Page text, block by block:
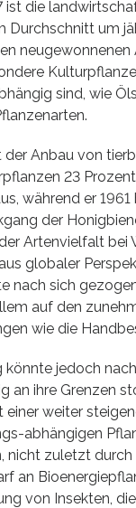
ist die
Durchschnitt um
neugewonnenen
sind, wie
der Anbau von
23
während er 1961
der
Artenvielfalt bei
globaler
nach sich
auf den
wie die
könnte jedoch
an ihre Grenzen
weiter
abhängigen
nicht zuletzt durch
an
von Insekten,